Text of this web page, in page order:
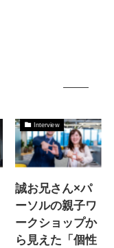
Interview
誠お兄さん×パ
ーソルの親子ワ
ークショップか
ら見えた「個性